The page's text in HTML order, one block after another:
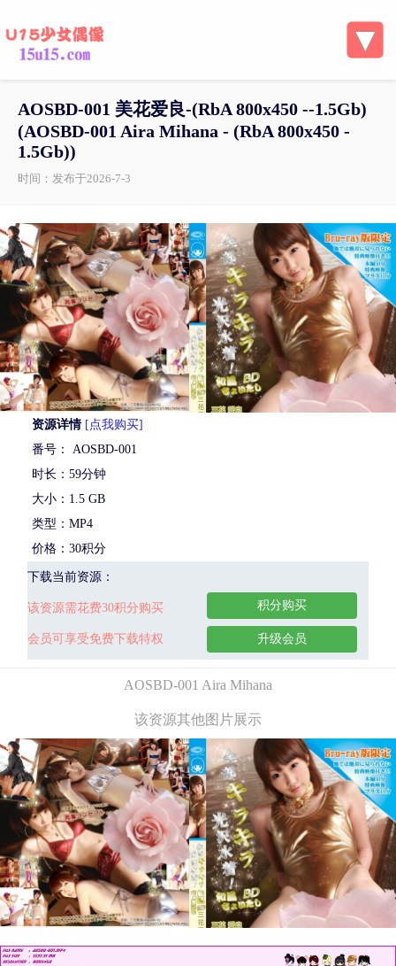
AOSBD-001 美花爱良-(RbA 800x450 --1.5Gb)
(AOSBD-001 Aira Mihana - (RbA 800x450 -
1.5Gb))
时间：发布于2026-7-3
资源详情 [点我购买]
番号： AOSBD-001
时长：59分钟
大小：1.5 GB
类型：MP4
价格：30积分
下载当前资源：
该资源需花费30积分购买
会员可享受免费下载特权
积分购买
升级会员
AOSBD-001 Aira Mihana
该资源其他图片展示